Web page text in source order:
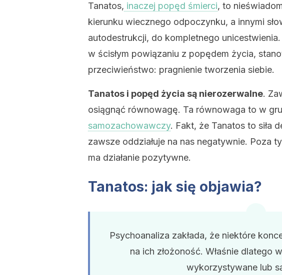
Tanatos, inaczej popęd śmierci, to
kierunku wiecznego odpoczynku, a innymi
autodestrukcji, do kompletnego
w ścisłym powiązaniu z popędem życia,
przeciwieństwo: pragnienie tworzenia siebie.
Tanatos i popęd życia są nierozerwalne.
osiągnąć równowagę. Ta równowaga to w
samozachowawczy. Fakt, że Tanatos to siła
zawsze oddziałuje na nas negatywnie. Poza
ma działanie pozytywne.
Tanatos: jak się objawia?
Psychoanaliza zakłada, że niektóre
na ich złożoność. Właśnie dlatego
wykorzystywane lub